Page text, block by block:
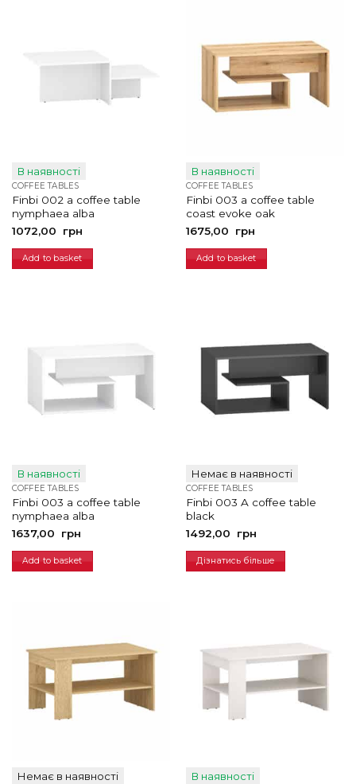
В наявності
COFFEE TABLES
Finbi 002 a coffee table
nymphaea alba
1072,00
грн
Add to basket
В наявності
COFFEE TABLES
Finbi 003 a coffee table
coast evoke oak
1675,00
грн
Add to basket
В наявності
COFFEE TABLES
Finbi 003 a coffee table
nymphaea alba
1637,00
грн
Add to basket
Немає в наявності
COFFEE TABLES
Finbi 003 A coffee table
black
1492,00
грн
Дізнатись більше
Немає в наявності В наявності